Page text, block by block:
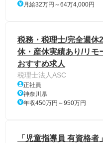
月給32万円～64万4,000円
税務・税理士/完全週休
休・産休実績あり/リモ
おすすめ求人
税理士法人ASC
正社員
神奈川県
年収450万円～950万円
「児童指導員 有資格